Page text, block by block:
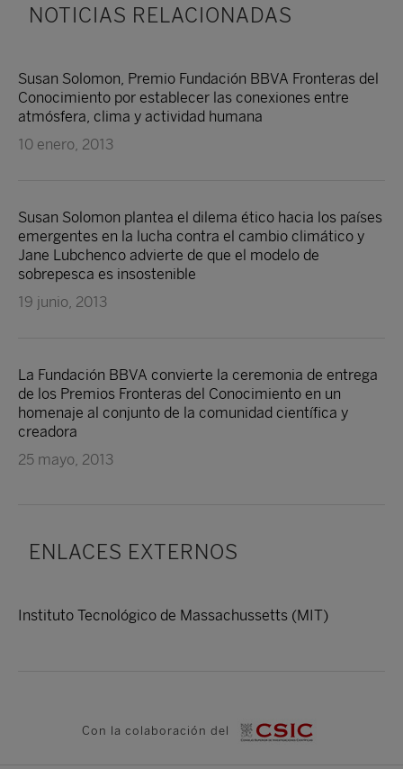
NOTICIAS RELACIONADAS
Susan Solomon, Premio Fundación BBVA Fronteras del
Conocimiento por establecer las conexiones entre
atmósfera, clima y actividad humana
10 enero, 2013
Susan Solomon plantea el dilema ético hacia los países
emergentes en la lucha contra el cambio climático y
Jane Lubchenco advierte de que el modelo de
sobrepesca es insostenible
19 junio, 2013
La Fundación BBVA convierte la ceremonia de entrega
de los Premios Fronteras del Conocimiento en un
homenaje al conjunto de la comunidad científica y
creadora
25 mayo, 2013
ENLACES EXTERNOS
Instituto Tecnológico de Massachussetts (MIT)
Con la colaboración del